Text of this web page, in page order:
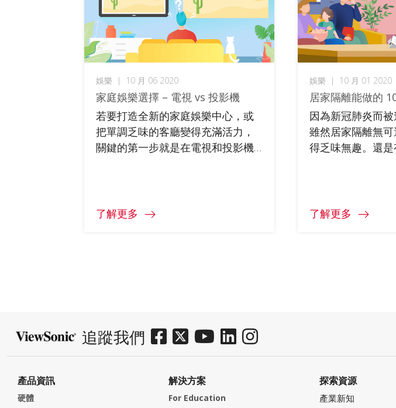
娛樂 | 10 月 06 2020
家庭娛樂選擇 – 電視 vs 投影機
若要打造全新的家庭娛樂中心，或
把單調乏味的客廳變得充滿活力，
關鍵的第一步就是在電視和投影機
後，最佳選項自然顯而易見。本文
了解更多
娛樂 | 10 月 01 2020
居家隔離能做的
因為新冠肺炎而
雖然居家隔離無
得乏味無趣。還
局家隔離能做的趣
了解更多
追蹤我們
產品資訊
硬體
解決方案
For Education
探索資源
產業新知